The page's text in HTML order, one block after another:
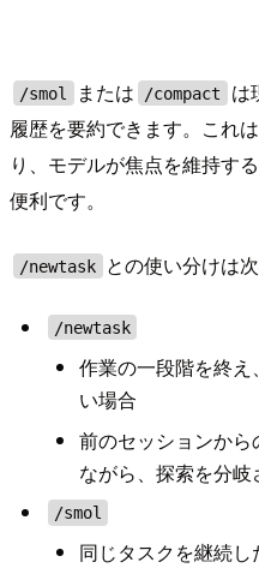
/smol または /compact
は
履歴を要約できます。これ
り、モデルが焦点を維持す
便利です。
/newtask との使い分けは
/newtask
作業の一段階を終
い場合
前のセッションか
ながら、探索を分岐
/smol
同じタスクを継続